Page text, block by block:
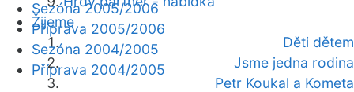
Žijeme
Děti dětem
Jsme jedna rodina
Petr Koukal a Kometa
Sezóna 2005/2006
Příprava 2005/2006
Sezóna 2004/2005
Příprava 2004/2005